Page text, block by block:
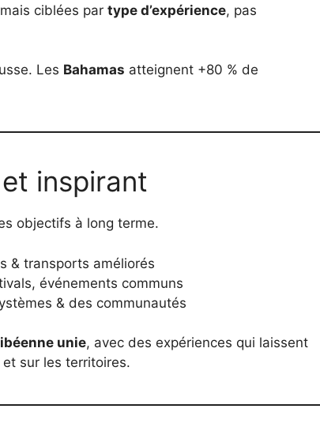
ciblées partype d’expérience, pas
Les Bahamas atteignent +80 % de
inspirant
objectifs à long terme.
& transports améliorés
événements communs
& des communautés
unie, avec des expériences qui laissent
sur les territoires.